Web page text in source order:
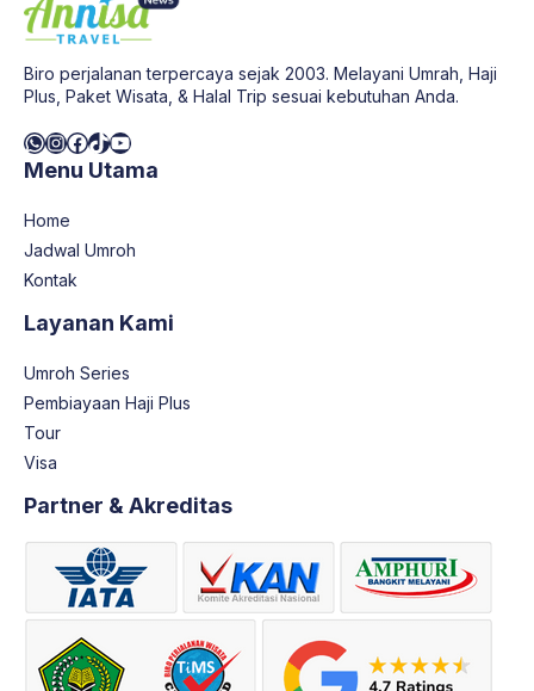
Biro perjalanan terpercaya sejak 2003. Melayani Umrah, Haji
Plus, Paket Wisata, & Halal Trip sesuai kebutuhan Anda.
WhatsApp
Instagram
Facebook
TikTok
YouTube
Menu Utama
Home
Jadwal Umroh
Kontak
Layanan Kami
Umroh Series
Pembiayaan Haji Plus
Tour
Visa
Partner & Akreditas